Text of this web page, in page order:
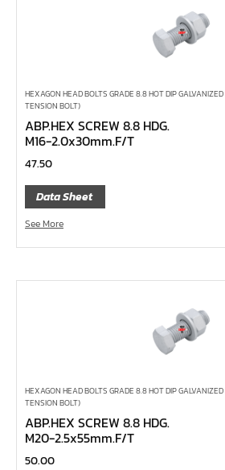
ค้อนช่างทอง
ค้อนหัวกลม
คีมตัดสายเคเบิ้ล
คีมย้ำสายไฟ
คีมล๊อค
ลูกบ๊อกซ์ลม ขนาด 2.1/2"
ลูกบ๊อกซ์ลม ขนาด 1.1/2"
ลูกบ๊อกซ์ลม ขนาด 1"
HEXAGON HEAD BOLTS GRADE 8.8 HOT DIP GALVANIZED
TENSION BOLT)
ABP.HEX SCREW 8.8 HDG.
M16-2.0x30mm.F/T
47.50
Data Sheet
See More
HEXAGON HEAD BOLTS GRADE 8.8 HOT DIP GALVANIZED
TENSION BOLT)
ABP.HEX SCREW 8.8 HDG.
M20-2.5x55mm.F/T
50.00